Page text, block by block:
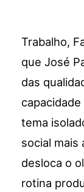
Trabalho,
que José
das
tema
social mais
desloca o
rotina